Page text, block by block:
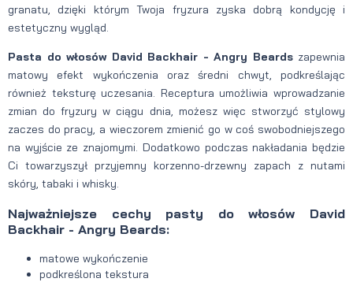
granatu, dzięki którym Twoja fryzura zyska dobrą kondycję i
estetyczny wygląd.
Pasta do włosów David Backhair - Angry Beardszapewnia
matowy efekt wykończenia oraz średni chwyt, podkreślając
również teksturę uczesania. Receptura umożliwia wprowadzanie
zmian do fryzury w ciągu dnia, możesz więc stworzyć stylowy
zaczes do pracy, a wieczorem zmienić go w coś swobodniejszego
na wyjście ze znajomymi. Dodatkowo podczas nakładania będzie
Ci towarzyszył przyjemny korzenno-drzewny zapach z nutami
skóry, tabaki i whisky.
Najważniejsze cechy pasty do włosów David
Backhair - Angry Beards:
matowe wykończenie
podkreślona tekstura